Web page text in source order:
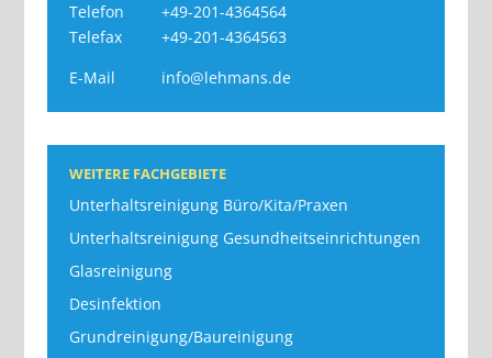
Telefon
+49-201-4364564
Telefax
+49-201-4364563
E-Mail
info@lehmans.de
WEITERE FACHGEBIETE
Unterhaltsreinigung Büro/Kita/Praxen
Unterhaltsreinigung Gesundheitseinrichtungen
Glasreinigung
Desinfektion
Grundreinigung/Baureinigung